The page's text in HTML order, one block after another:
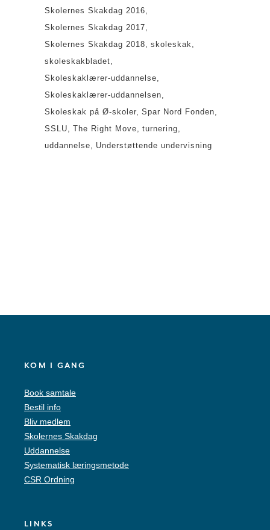
Skolernes Skakdag 2016
Skolernes Skakdag 2017
Skolernes Skakdag 2018
skoleskak
skoleskakbladet
Skoleskaklærer-uddannelse
Skoleskaklærer-uddannelsen
Skoleskak på Ø-skoler Spar Nord Fonden
SSLU
The Right Move
turnering
uddannelse
Understøttende undervisning
KOM I GANG
Book samtale
Bestil info
Bliv medlem
Skolernes Skakdag
Uddannelse
Systematisk læringsmetode
CSR Ordning
LINKS